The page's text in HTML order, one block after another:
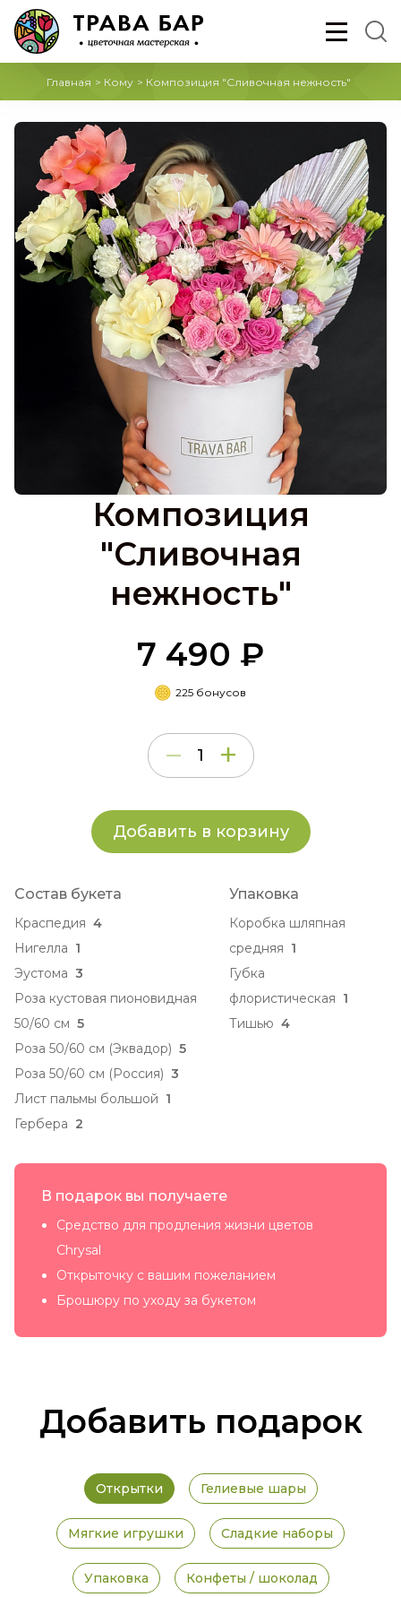
Главная > Кому > Композиция "Сливочная нежность"
Композиция
"Сливочная
нежность"
7 490 ₽
225 бонусов
Добавить в корзину
Состав букета
Краспедия 4
Нигелла 1
Эустома 3
Роза кустовая пионовидная
50/60 см 5
Роза 50/60 см (Эквадор) 5
Роза 50/60 см (Россия) 3
Лист пальмы большой 1
Гербера 2
Упаковка
Коробка шляпная
средняя 1
Губка
флористическая 1
Тишью 4
В подарок вы получаете
Средство для продления жизни цветов
Chrysal
Открыточку с вашим пожеланием
Брошюру по уходу за букетом
Добавить подарок
Открытки Гелиевые шары
Мягкие игрушки Сладкие наборы
Упаковка Конфеты / шоколад